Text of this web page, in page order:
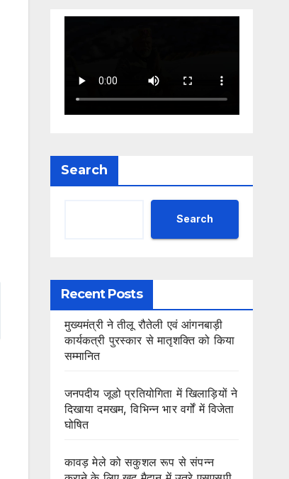
Search
Search
Recent Posts
मुख्यमंत्री ने तीलू रौतेली एवं आंगनबाड़ी
कार्यकत्री पुरस्कार से मातृशक्ति को किया
सम्मानित
जनपदीय जूडो प्रतियोगिता में खिलाड़ियों ने
दिखाया दमखम, विभिन्न भार वर्गों में विजेता
घोषित
कावड़ मेले को सकुशल रूप से संपन्न